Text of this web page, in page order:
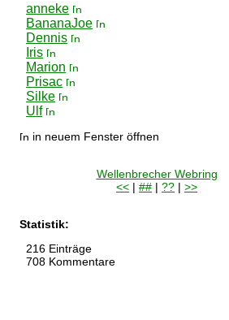
anneke
BananaJoe
Dennis
Iris
Marion
Prisac
Silke
Ulf
in neuem Fenster öffnen
Wellenbrecher Webring
<< | ## | ?? | >>
Statistik:
216 Einträge
708 Kommentare